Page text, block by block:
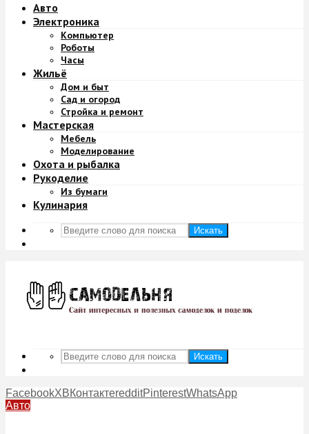
Авто
Электроника
Компьютер
Роботы
Часы
Жильё
Дом и быт
Сад и огород
Стройка и ремонт
Мастерская
Мебель
Моделирование
Охота и рыбалка
Рукоделие
Из бумаги
Кулинария
Искать
Искать
FacebookXВКонтактеredditPinterestWhatsApp
Авто